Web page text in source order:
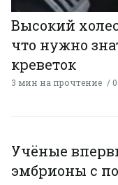
Высокий
что нужно
креветок
3 мин на прочтение
Учёные
эмбрионы с